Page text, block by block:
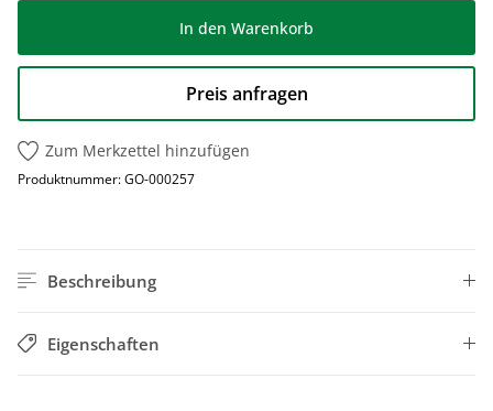
In den Warenkorb
Preis anfragen
Zum Merkzettel hinzufügen
Produktnummer:GO-000257
Beschreibung
Eigenschaften